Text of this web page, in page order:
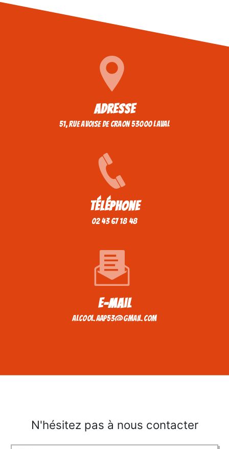
Adresse
51, rue avoise de craon 53000 Laval
Téléphone
02 43 67 18 48
E-mail
alcool.aap53@gmail.com
N'hésitez pas à nous contacter